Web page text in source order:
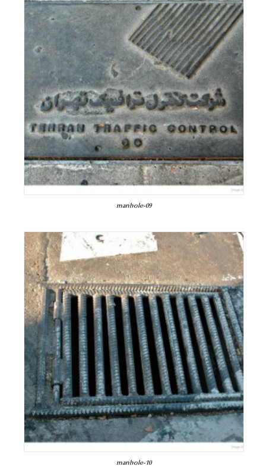
manhole-09
manhole-10